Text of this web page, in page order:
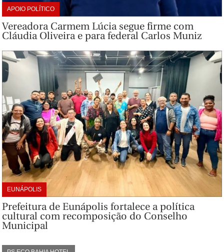
APOIO POLÍTICO
Vereadora Carmem Lúcia segue firme com
Cláudia Oliveira e para federal Carlos Muniz
EUNÁPOLIS
Prefeitura de Eunápolis fortalece a política
cultural com recomposição do Conselho
Municipal